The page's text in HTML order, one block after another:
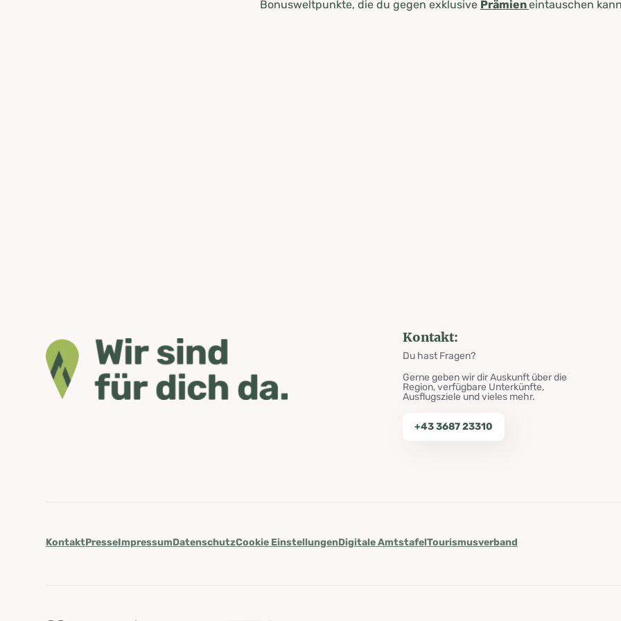
Bonusweltpunkte, die du gegen exklusive Prämieneintauschen
Kontakt:
Du hast Fragen?
Gerne geben wir dir Auskunft über die
Region, verfügbare Unterkünfte,
Ausflugsziele und vieles mehr.
+43 3687 23310
KontaktPresseImpressumDatenschutzCookie EinstellungenDigitale AmtstafelTourismusverband